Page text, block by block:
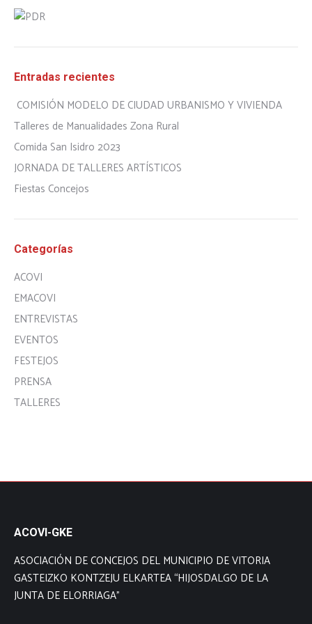
Entradas recientes
COMISIÓN MODELO DE CIUDAD URBANISMO Y VIVIENDA
Talleres de Manualidades Zona Rural
Comida San Isidro 2023
JORNADA DE TALLERES ARTÍSTICOS
Fiestas Concejos
Categorías
ACOVI
EMACOVI
ENTREVISTAS
EVENTOS
FESTEJOS
PRENSA
TALLERES
ACOVI-GKE
ASOCIACIÓN DE CONCEJOS DEL MUNICIPIO DE VITORIA
GASTEIZKO KONTZEJU ELKARTEA “HIJOSDALGO DE LA
JUNTA DE ELORRIAGA”